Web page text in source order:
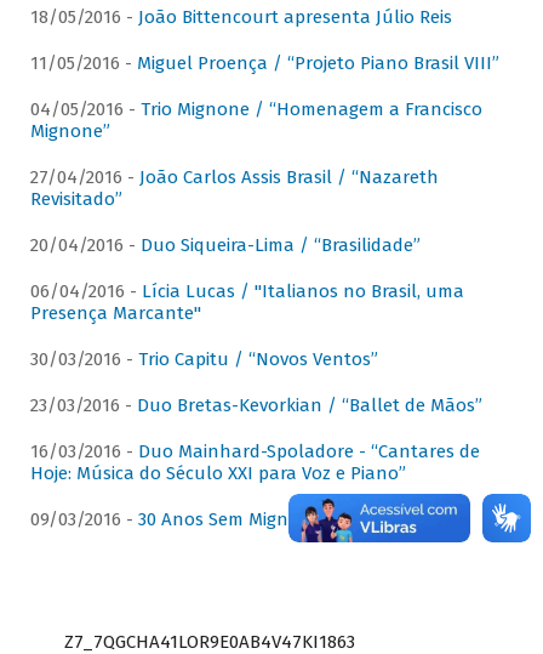
18/05/2016 - João Bittencourt apresenta Júlio Reis
11/05/2016 - Miguel Proença / “Projeto Piano Brasil VIII”
04/05/2016 - Trio Mignone / “Homenagem a Francisco
Mignone”
27/04/2016 - João Carlos Assis Brasil / “Nazareth
Revisitado”
20/04/2016 - Duo Siqueira-Lima / “Brasilidade”
06/04/2016 - Lícia Lucas / "Italianos no Brasil, uma
Presença Marcante"
30/03/2016 - Trio Capitu / “Novos Ventos”
23/03/2016 - Duo Bretas-Kevorkian / “Ballet de Mãos”
16/03/2016 - Duo Mainhard-Spoladore - “Cantares de
Hoje: Música do Século XXI para Voz e Piano”
09/03/2016 - 30 Anos Sem Mignone
Z7_7QGCHA41LOR9E0AB4V47KI1863